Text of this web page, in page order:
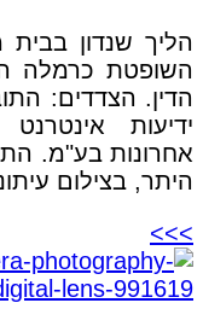
הליך שנדון
אחרונות בע"מ.
היתר, בצילום עיתונאי.
>>>